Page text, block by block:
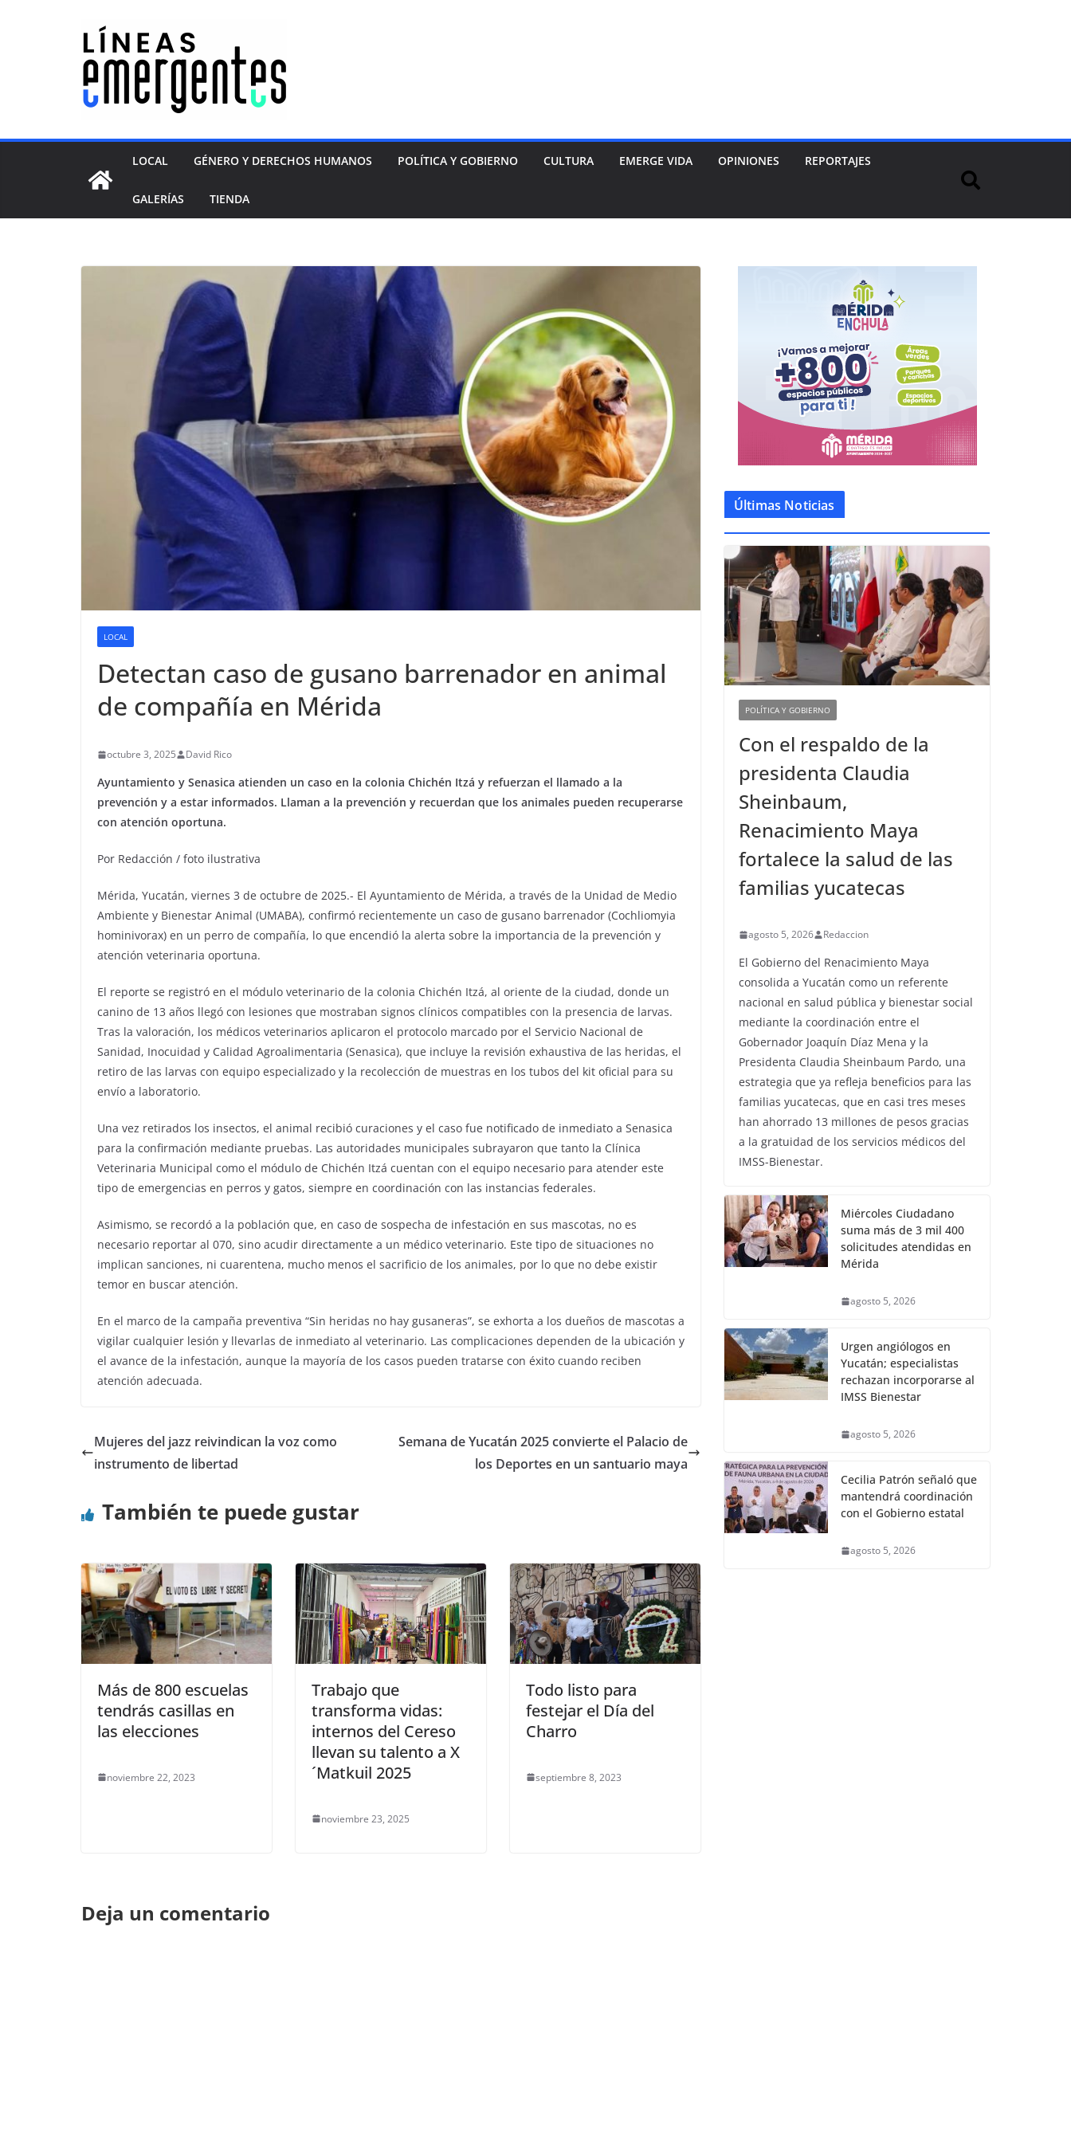
LOCAL GÉNERO Y DERECHOS HUMANOS POLÍTICA Y GOBIERNO CULTURA EMERGE VIDA OPINIONES REPORTAJES
GALERÍAS TIENDA
LOCAL
Detectan caso de gusano barrenador en animal
de compañía en Mérida
octubre 3, 2025 David Rico
Ayuntamiento y Senasica atienden un caso en la colonia Chichén Itzá y refuerzan el llamado a la
prevención y a estar informados. Llaman a la prevención y recuerdan que los animales pueden recuperarse
con atención oportuna.
Por Redacción / foto ilustrativa
Mérida, Yucatán, viernes 3 de octubre de 2025.- El Ayuntamiento de Mérida, a través de la Unidad de Medio
Ambiente y Bienestar Animal (UMABA), confirmó recientemente un caso de gusano barrenador (Cochliomyia
hominivorax) en un perro de compañía, lo que encendió la alerta sobre la importancia de la prevención y
atención veterinaria oportuna.
El reporte se registró en el módulo veterinario de la colonia Chichén Itzá, al oriente de la ciudad, donde un
canino de 13 años llegó con lesiones que mostraban signos clínicos compatibles con la presencia de larvas.
Tras la valoración, los médicos veterinarios aplicaron el protocolo marcado por el Servicio Nacional de
Sanidad, Inocuidad y Calidad Agroalimentaria (Senasica), que incluye la revisión exhaustiva de las heridas, el
retiro de las larvas con equipo especializado y la recolección de muestras en los tubos del kit oficial para su
envío a laboratorio.
Una vez retirados los insectos, el animal recibió curaciones y el caso fue notificado de inmediato a Senasica
para la confirmación mediante pruebas. Las autoridades municipales subrayaron que tanto la Clínica
Veterinaria Municipal como el módulo de Chichén Itzá cuentan con el equipo necesario para atender este
tipo de emergencias en perros y gatos, siempre en coordinación con las instancias federales.
Asimismo, se recordó a la población que, en caso de sospecha de infestación en sus mascotas, no es
necesario reportar al 070, sino acudir directamente a un médico veterinario. Este tipo de situaciones no
implican sanciones, ni cuarentena, mucho menos el sacrificio de los animales, por lo que no debe existir
temor en buscar atención.
En el marco de la campaña preventiva “Sin heridas no hay gusaneras”, se exhorta a los dueños de mascotas a
vigilar cualquier lesión y llevarlas de inmediato al veterinario. Las complicaciones dependen de la ubicación y
el avance de la infestación, aunque la mayoría de los casos pueden tratarse con éxito cuando reciben
atención adecuada.
Mujeres del jazz reivindican la voz como
instrumento de libertad
Semana de Yucatán 2025 convierte el Palacio de
los Deportes en un santuario maya
También te puede gustar
Más de 800 escuelas
tendrás casillas en
las elecciones
noviembre 22, 2023
Trabajo que
transforma vidas:
internos del Cereso
llevan su talento a X
´Matkuil 2025
noviembre 23, 2025
Todo listo para
festejar el Día del
Charro
septiembre 8, 2023
Deja un comentario
Últimas Noticias
POLÍTICA Y GOBIERNO
Con el respaldo de la
presidenta Claudia
Sheinbaum,
Renacimiento Maya
fortalece la salud de las
familias yucatecas
agosto 5, 2026 Redaccion
El Gobierno del Renacimiento Maya
consolida a Yucatán como un referente
nacional en salud pública y bienestar social
mediante la coordinación entre el
Gobernador Joaquín Díaz Mena y la
Presidenta Claudia Sheinbaum Pardo, una
estrategia que ya refleja beneficios para las
familias yucatecas, que en casi tres meses
han ahorrado 13 millones de pesos gracias
a la gratuidad de los servicios médicos del
IMSS-Bienestar.
Miércoles Ciudadano
suma más de 3 mil 400
solicitudes atendidas en
Mérida
agosto 5, 2026
Urgen angiólogos en
Yucatán; especialistas
rechazan incorporarse al
IMSS Bienestar
agosto 5, 2026
Cecilia Patrón señaló que
mantendrá coordinación
con el Gobierno estatal
agosto 5, 2026